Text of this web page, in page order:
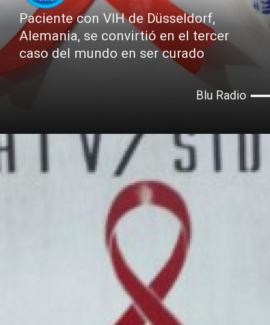
Paciente con VIH de Düsseldorf,
Alemania, se convirtió en el tercer
caso del mundo en ser curado
Blu Radio